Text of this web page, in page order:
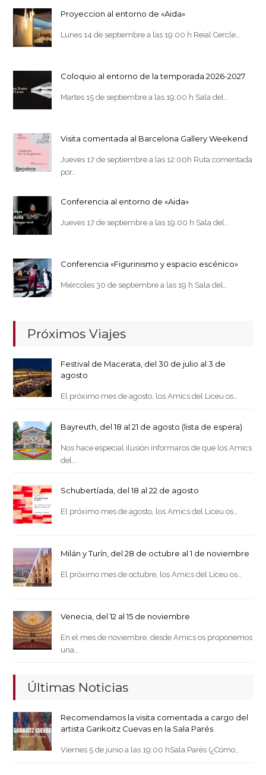
Proyeccion al entorno de «Aida»
Lunes 14 de septiembre a las 19:00 h Reial Cercle…
Coloquio al entorno de la temporada 2026-2027
Martes 15 de septiembre a las 19:00 h Sala del…
Visita comentada al Barcelona Gallery Weekend
Jueves 17 de septiembre a las 12:00h Ruta comentada
por…
Conferencia al entorno de «Aida»
Jueves 17 de septiembre a las 19:00 h Sala del…
Conferencia «Figurinismo y espacio escénico»
Miércoles 30 de septiembre a las 19 h Sala del…
Próximos Viajes
Festival de Macerata, del 30 de julio al 3 de
agosto
El próximo mes de agosto, los Amics del Liceu os…
Bayreuth, del 18 al 21 de agosto (lista de espera)
Nos hace especial ilusión informaros de que los Amics
del…
Schubertíada, del 18 al 22 de agosto
El próximo mes de agosto, los Amics del Liceu os…
Milán y Turín, del 28 de octubre al 1 de noviembre
El próximo mes de octubre, los Amics del Liceu os…
Venecia, del 12 al 15 de noviembre
En el mes de noviembre, desde Amics os proponemos
una…
Últimas Noticias
Recomendamos la visita comentada a cargo del
artista Garikoitz Cuevas en la Sala Parés
Viernes 5 de junio a las 19:00 hSala Parés (¿Cómo…